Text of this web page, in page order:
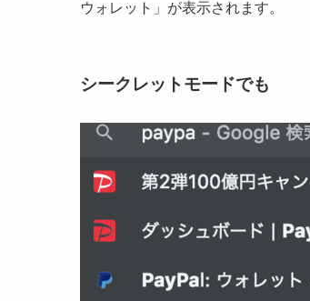
ウォレット」が表示されます。
シークレットモードでも